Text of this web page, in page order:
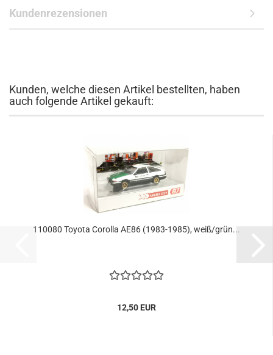
Kundenrezensionen
Kunden, welche diesen Artikel bestellten, haben
auch folgende Artikel gekauft:
110080 Toyota Corolla AE86 (1983-1985), weiß/grün...
12,50 EUR